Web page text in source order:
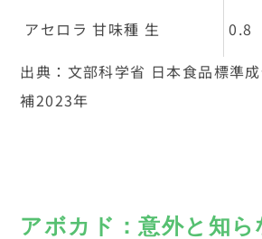
アセロラ 甘味種 生 0.8
出典：文部科学省 日本食品標準
補2023年
アボカド：意外と知ら